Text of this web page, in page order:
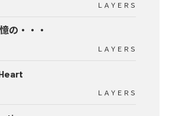
ＬＡＹＥＲＳ
の・・・
ＬＡＹＥＲＳ
ＬＡＹＥＲＳ